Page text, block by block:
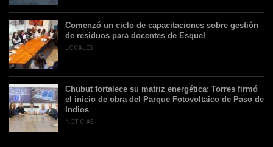
Comenzó un ciclo de capacitaciones sobre gestión
de residuos para docentes de Esquel
LOCALES
Chubut fortalece su matriz energética: Torres firmó
el inicio de obra del Parque Fotovoltaico de Paso de
Indios
NOTICIAS